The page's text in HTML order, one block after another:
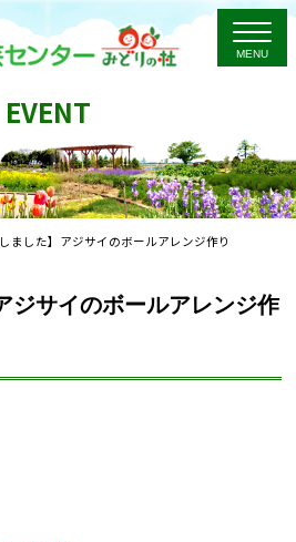
EVENT
しました】アジサイのボールアレンジ作り
ジサイのボールアレンジ作